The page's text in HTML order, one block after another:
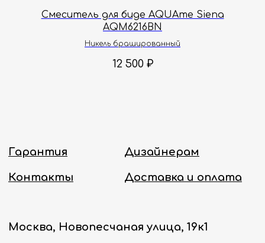
Смеситель для биде AQUAme Siena
AQM6216BN
Никель брашированный
12 500 ₽
Политика конфиденциальности